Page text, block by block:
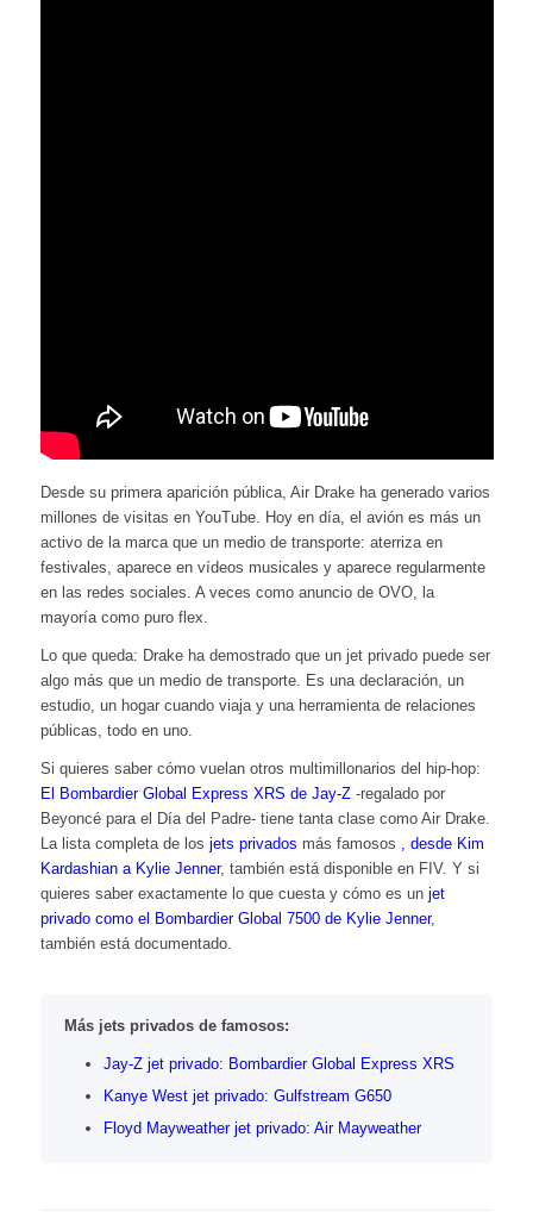
Desde su primera aparición pública, Air Drake ha generado varios
millones de visitas en YouTube. Hoy en día, el avión es más un
activo de la marca que un medio de transporte: aterriza en
festivales, aparece en vídeos musicales y aparece regularmente
en las redes sociales. A veces como anuncio de OVO, la
mayoría como puro flex.
Lo que queda: Drake ha demostrado que un jet privado puede ser
algo más que un medio de transporte. Es una declaración, un
estudio, un hogar cuando viaja y una herramienta de relaciones
públicas, todo en uno.
Si quieres saber cómo vuelan otros multimillonarios del hip-hop:
El Bombardier Global Express XRS de Jay-Z-regalado por
Beyoncé para el Día del Padre- tiene tanta clase como Air Drake.
La lista completa de los jets privados más famosos , desde Kim
Kardashian a Kylie Jenner, también está disponible en FIV. Y si
quieres saber exactamente lo que cuesta y cómo es un jet
privado como el Bombardier Global 7500 de Kylie Jenner,
también está documentado.
Más jets privados de famosos:
Jay-Z jet privado: Bombardier Global Express XRS
Kanye West jet privado: Gulfstream G650
Floyd Mayweather jet privado: Air Mayweather